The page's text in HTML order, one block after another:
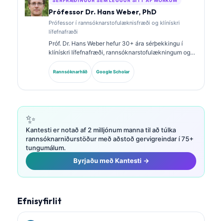
Prófessor Dr. Hans Weber, PhD
Prófessor í rannsóknarstofulæknisfræði og klínískri
lífefnafræði
Próf. Dr. Hans Weber hefur 30+ ára sérþekkingu í
klínískri lífefnafræði, rannsóknarstofulækningum og
rannsóknum á lífmerkjum. Fyrrverandi forseti þýska
félagsins um klíníska efnafræði, hann sérhæfir sig í
greiningu á greiningarsniðum, staðlaðri notkun
Rannsóknarhlið Google Scholar
✨
Kantesti er notað af 2 milljónum manna til að túlka
rannsóknarniðurstöður með aðstoð gervigreindar í 75+
tungumálum.
Byrjaðu með Kantesti →
Efnisyfirlit